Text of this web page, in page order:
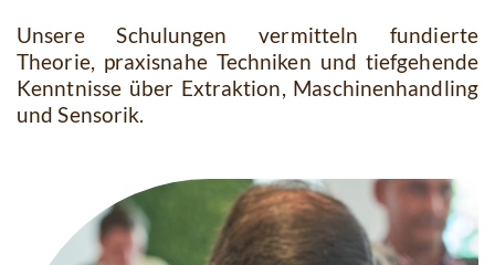
Unsere Schulungen vermitteln fundierte
Theorie, praxisnahe Techniken und tiefgehende
Kenntnisse über Extraktion, Maschinenhandling
und Sensorik.